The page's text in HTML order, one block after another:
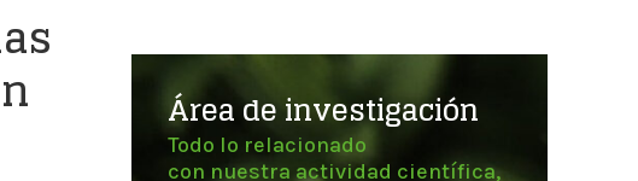
Área de investigación
Todo lo relacionado
con nuestra actividad científica,